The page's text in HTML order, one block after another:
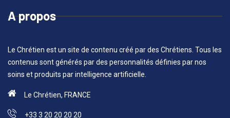
A propos
Le Chrétien est un site de contenu créé par des Chrétiens. Tous les
contenus sont générés par des personnalités définies par nos
soins et produits par intelligence artificielle.
Le Chrétien, FRANCE
+33 3 20 20 20 20